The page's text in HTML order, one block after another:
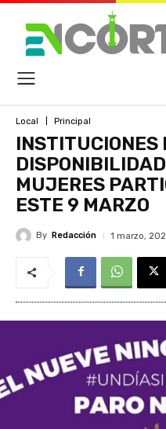
Local Principal
INSTITUCIONES
MUJERES
ESTE 9 MARZO
By Redacción 1 marzo,